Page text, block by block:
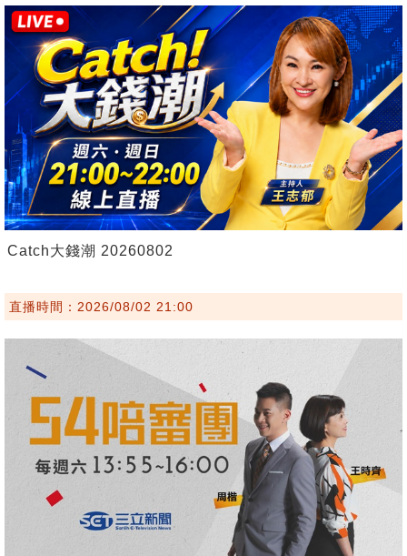
Catch大錢潮 20260802
直播時間：2026/08/02 21:00